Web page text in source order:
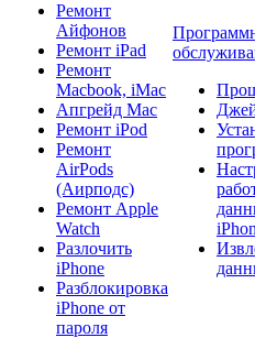
Ремонт
Айфонов
Ремонт iPad
Ремонт
Macbook, iMac
Апгрейд Mac
Ремонт iPod
Ремонт
AirPods
(Аирподс)
Ремонт Apple
Watch
Разлочить
iPhone
Разблокировка
iPhone от
пароля